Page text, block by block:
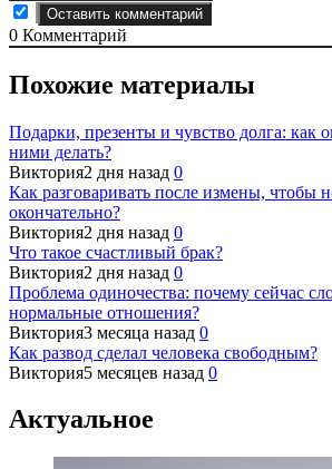
0 Комментарий
Похожие материалы
Подарки, презенты и чувство долга: как
ними делать?
Виктория2 дня назад 0
Как разговаривать после измены, чтобы
окончательно?
Виктория2 дня назад 0
Что такое счастливый брак?
Виктория2 дня назад 0
Проблема одиночества: почему сейчас
нормальные отношения?
Виктория3 месяца назад 0
Как развод сделал человека свободным?
Виктория5 месяцев назад 0
Актуальное